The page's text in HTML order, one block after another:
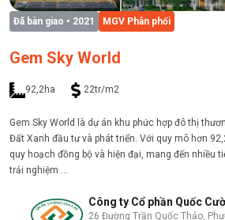
Đã bàn giao • 2021 MGV Phân phối
Gem Sky World
92,2ha 22tr/m2
Gem Sky World là dự án khu phức hợp đô thị
Đất Xanh đầu tư và phát triển. Với quy mô hơn
quy hoạch đồng bộ và hiện đại, mang đến nhiều
trải nghiệm ...
Công ty Cổ phần Quốc
26 Đường Trần Quốc Thảo,